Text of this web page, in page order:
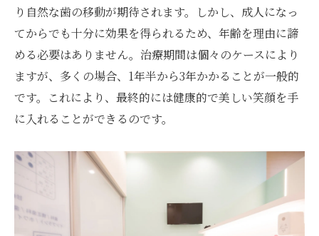
日吉駅のクリニックでのセカンドオピニオ
ンの重要性
治療開始前の精密検査の内容
あなたのライフスタイルに合った治療法選
び
治療後のケア計画を考える
日吉駅の患者からのフィードバックを参考
日吉駅周辺の歯列矯正費用を徹底解説
費用の内訳とその背景を知る
り自然な歯の移動が期待されます。しかし、成人になっ
てからでも十分に効果を得られるため、年齢を理由に諦
める必要はありません。治療期間は個々のケースにより
ますが、多くの場合、1年半から3年かかることが一般的
です。これにより、最終的には健康的で美しい笑顔を手
に入れることができるのです。